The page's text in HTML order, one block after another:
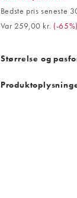
Bedste pris seneste
Var 259,00 kr. (-65%)
Størrelse og